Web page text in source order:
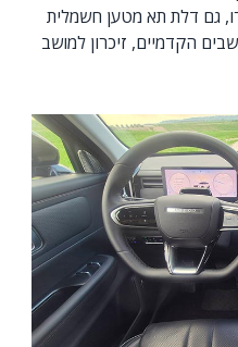
גם דלת תא מטען חשמלית
הקדמיים, זיכרון למושב